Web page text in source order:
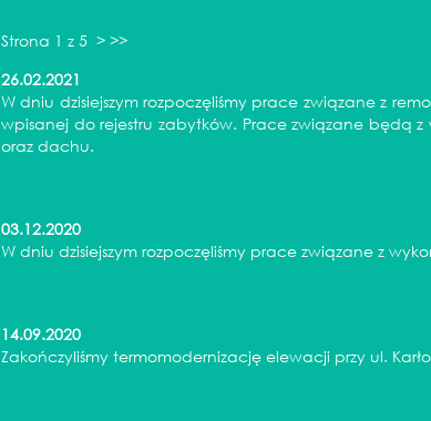
Strona 1 z 5 > >>
26.02.2021
W dniu dzisiejszym rozpoczęliśmy prace związane z
wpisanej do rejestru zabytków. Prace związane będą
oraz dachu.
03.12.2020
W dniu dzisiejszym rozpoczęliśmy prace związane z
14.09.2020
Zakończyliśmy termomodernizację elewacji przy ul.